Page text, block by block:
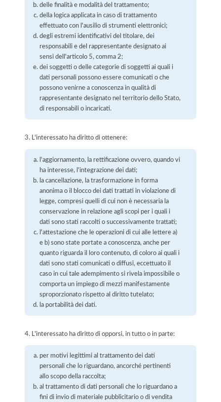
delle finalità e modalità del trattamento;
della logica applicata in caso di trattamento
effettuato con l'ausilio di strumenti elettronici;
degli estremi identificativi del titolare, dei
responsabili e del rappresentante designato ai
sensi dell'articolo 5, comma 2;
dei soggetti o delle categorie di soggetti ai quali i
dati personali possono essere comunicati o che
possono venirne a conoscenza in qualità di
rappresentante designato nel territorio dello Stato,
di responsabili o incaricati.
3. L'interessato ha diritto di ottenere:
l'aggiornamento, la rettificazione ovvero, quando vi
ha interesse, l'integrazione dei dati;
la cancellazione, la trasformazione in forma
anonima o il blocco dei dati trattati in violazione di
legge, compresi quelli di cui non è necessaria la
conservazione in relazione agli scopi per i quali i
dati sono stati raccolti o successivamente trattati;
l'attestazione che le operazioni di cui alle lettere a)
e b) sono state portate a conoscenza, anche per
quanto riguarda il loro contenuto, di coloro ai quali i
dati sono stati comunicati o diffusi, eccettuato il
caso in cui tale adempimento si rivela impossibile o
comporta un impiego di mezzi manifestamente
sproporzionato rispetto al diritto tutelato;
la portabilità dei dati.
4. L'interessato ha diritto di opporsi, in tutto o in parte:
per motivi legittimi al trattamento dei dati
personali che lo riguardano, ancorché pertinenti
allo scopo della raccolta;
al trattamento di dati personali che lo riguardano a
fini di invio di materiale pubblicitario o di vendita